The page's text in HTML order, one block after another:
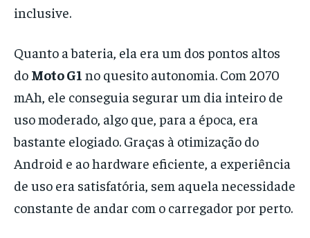
inclusive.
Quanto a bateria, ela era um dos pontos altos
do Moto G1 no quesito autonomia. Com 2070
mAh, ele conseguia segurar um dia inteiro de
uso moderado, algo que, para a época, era
bastante elogiado. Graças à otimização do
Android e ao hardware eficiente, a experiência
de uso era satisfatória, sem aquela necessidade
constante de andar com o carregador por perto.